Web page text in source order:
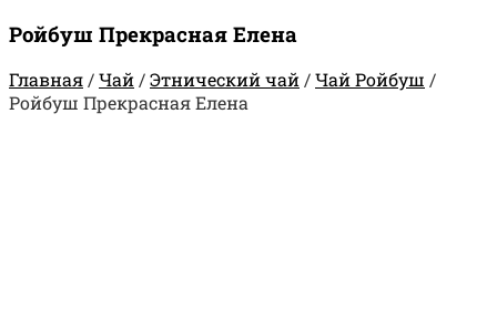
Ройбуш Прекрасная Елена
Главная/Чай/Этнический чай/Чай Ройбуш /
Ройбуш Прекрасная Елена